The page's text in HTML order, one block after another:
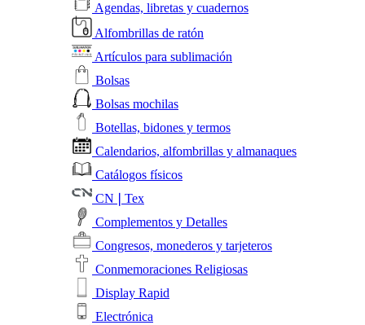
Agendas, libretas y cuadernos
Alfombrillas de ratón
Artículos para sublimación
Bolsas
Bolsas mochilas
Botellas, bidones y termos
Calendarios, alfombrillas y almanaques
Catálogos físicos
CN❘Tex
Complementos y Detalles
Congresos, monederos y tarjeteros
Conmemoraciones Religiosas
Display Rapid
Electrónica